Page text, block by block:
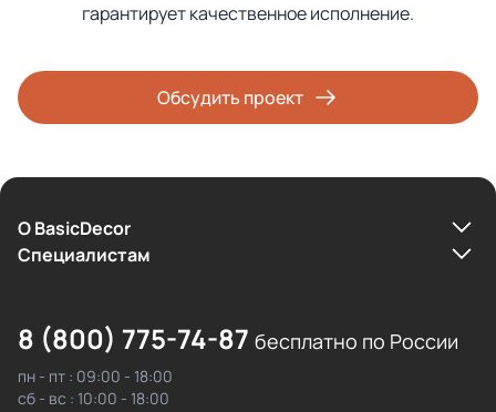
гарантирует качественное исполнение.
Обсудить проект
О BasicDecor
Cпециалистам
8 (800) 775-74-87 бесплатно по России
пн - пт : 09:00 - 18:00
сб - вс : 10:00 - 18:00